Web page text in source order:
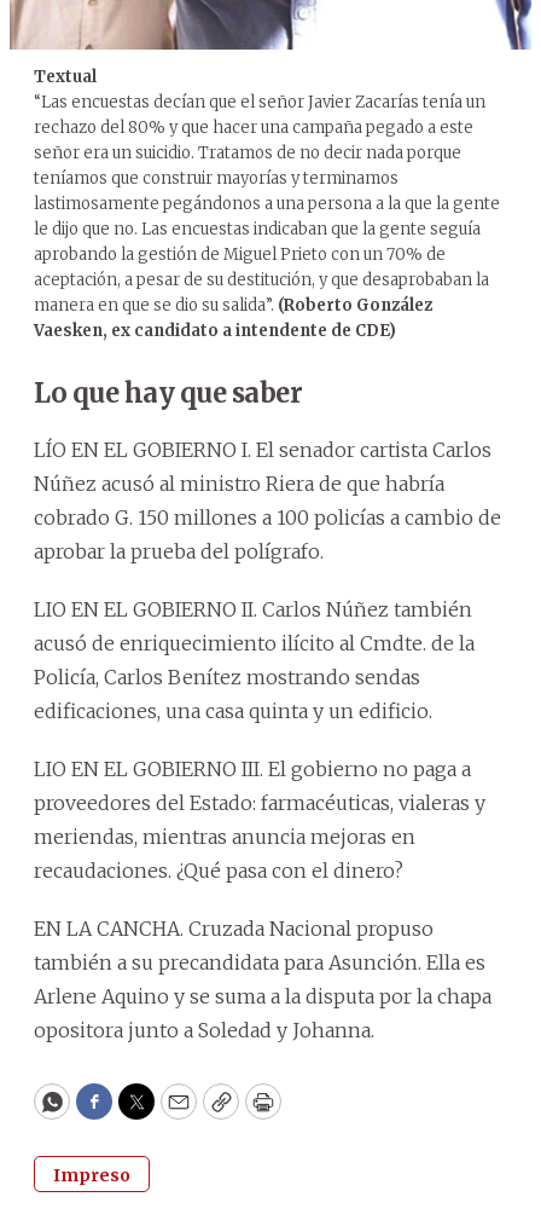
Textual
“Las encuestas decían que el señor Javier Zacarías tenía un
rechazo del 80% y que hacer una campaña pegado a este
señor era un suicidio. Tratamos de no decir nada porque
teníamos que construir mayorías y terminamos
lastimosamente pegándonos a una persona a la que la gente
le dijo que no. Las encuestas indicaban que la gente seguía
aprobando la gestión de Miguel Prieto con un 70% de
aceptación, a pesar de su destitución, y que desaprobaban la
manera en que se dio su salida”. (Roberto González
Vaesken, ex candidato a intendente de CDE)
Lo que hay que saber
LÍO EN EL GOBIERNO I. El senador cartista Carlos
Núñez acusó al ministro Riera de que habría
cobrado G. 150 millones a 100 policías a cambio de
aprobar la prueba del polígrafo.
LIO EN EL GOBIERNO II. Carlos Núñez también
acusó de enriquecimiento ilícito al Cmdte. de la
Policía, Carlos Benítez mostrando sendas
edificaciones, una casa quinta y un edificio.
LIO EN EL GOBIERNO III. El gobierno no paga a
proveedores del Estado: farmacéuticas, vialeras y
meriendas, mientras anuncia mejoras en
recaudaciones. ¿Qué pasa con el dinero?
EN LA CANCHA. Cruzada Nacional propuso
también a su precandidata para Asunción. Ella es
Arlene Aquino y se suma a la disputa por la chapa
opositora junto a Soledad y Johanna.
WhatsApp
Facebook
Twitter
EmailCopyPrint
Impreso